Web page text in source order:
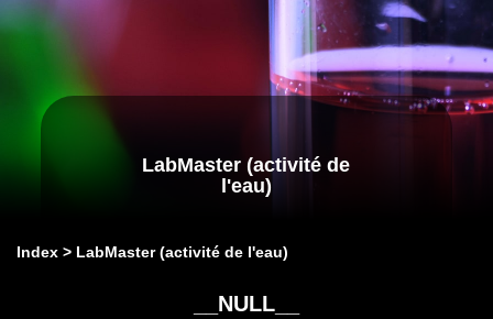
LabMaster (activité de
l'eau)
Index LabMaster (activité de l'eau)
__NULL__